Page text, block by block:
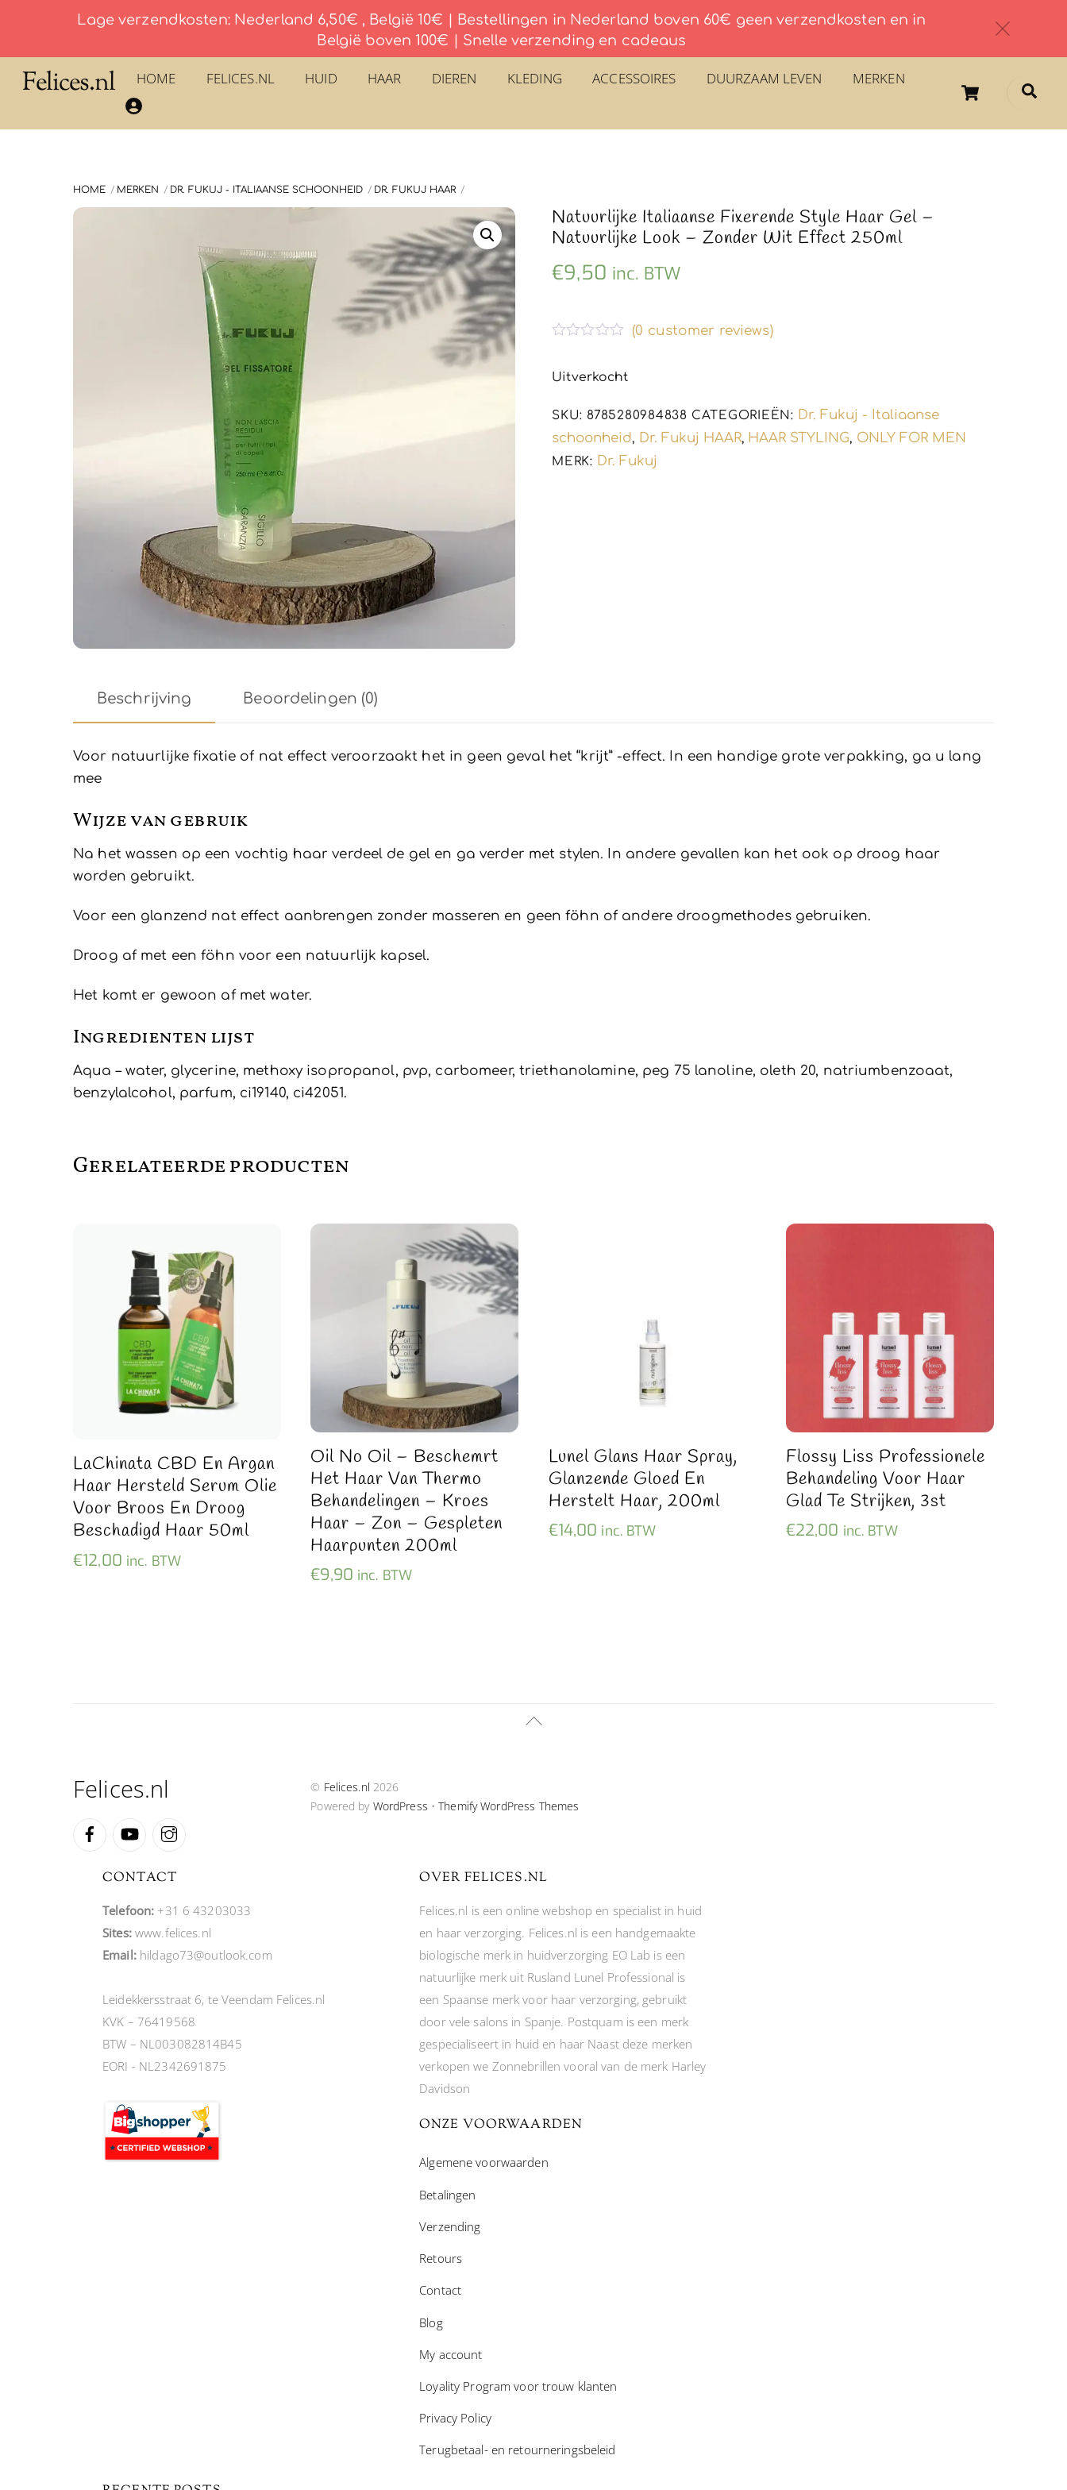
Lage verzendkosten: Nederland 6,50€ , België 10€ | Bestellingen in Nederland boven 60€ geen verzendkosten en in
België boven 100€ | Snelle verzending en cadeaus
c
Felices.nl Cart
HOME FELICES.NL HUID HAAR DIEREN KLEDING ACCESSOIRES DUURZAAM LEVEN MERKEN
HOME MERKEN DR. FUKUJ - ITALIAANSE SCHOONHEID DR. FUKUJ HAAR
Natuurlijke Italiaanse Fixerende Style Haar Gel –
Natuurlijke Look – Zonder Wit Effect 250ml
€9,50 inc. BTW
w
a
r
d
e
r
(0 customer reviews)
Uitverkocht
SKU: 8785280984838 CATEGORIEËN: Dr. Fukuj - Italiaanse
schoonheid, Dr. Fukuj HAAR, HAAR STYLING, ONLY FOR MEN
MERK: Dr. Fukuj
Beschrijving Beoordelingen (0)
Voor natuurlijke fixatie of nat effect veroorzaakt het in geen geval het “krijt” -effect. In een handige grote verpakking, ga u lang
mee
Wijze van gebruik
Na het wassen op een vochtig haar verdeel de gel en ga verder met stylen. In andere gevallen kan het ook op droog haar
worden gebruikt.
Voor een glanzend nat effect aanbrengen zonder masseren en geen föhn of andere droogmethodes gebruiken.
Droog af met een föhn voor een natuurlijk kapsel.
Het komt er gewoon af met water.
Ingredienten lijst
Aqua – water, glycerine, methoxy isopropanol, pvp, carbomeer, triethanolamine, peg 75 lanoline, oleth 20, natriumbenzoaat,
benzylalcohol, parfum, ci19140, ci42051.
Gerelateerde producten
LaChinata CBD En Argan
Haar Hersteld Serum Olie
Voor Broos En Droog
Beschadigd Haar 50ml
€12,00 inc. BTW
Oil No Oil – Beschemrt
Het Haar Van Thermo
Behandelingen – Kroes
Haar – Zon – Gespleten
Haarpunten 200ml
€9,90 inc. BTW
Lunel Glans Haar Spray,
Glanzende Gloed En
Herstelt Haar, 200ml
€14,00 inc. BTW
Flossy Liss Professionele
Behandeling Voor Haar
Glad Te Strijken, 3st
€22,00 inc. BTW
Back
Felices.nl
FacebookYouTube
© Felices.nl 2026
Powered by WordPress •Themify WordPress Themes
CONTACT
Telefoon: +31 6 43203033
Sites:www.felices.nl
Email:hildago73@outlook.com
Leidekkersstraat 6, te Veendam Felices.nl
KVK – 76419568
BTW – NL003082814B45
EORI - NL2342691875
OVER FELICES.NL
Felices.nl is een online webshop en specialist in huid
en haar verzorging. Felices.nl is een handgemaakte
biologische merk in huidverzorging EO Lab is een
natuurlijke merk uit Rusland Lunel Professional is
een Spaanse merk voor haar verzorging, gebruikt
door vele salons in Spanje. Postquam is een merk
gespecialiseert in huid en haar Naast deze merken
verkopen we Zonnebrillen vooral van de merk Harley
Davidson
ONZE VOORWAARDEN
Algemene voorwaarden
Betalingen
Verzending
Retours
Contact
Blog
My account
Loyality Program voor trouw klanten
Privacy Policy
Terugbetaal- en retourneringsbeleid